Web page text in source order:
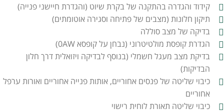
קידוד והגדרה בהתקנה של בקרת שיוט (והגדרת חיישני פנייה)
תיקון חלונות (מצבים של פתיחה וסגירה אוטומתים)
בדיקה של מצב סוללה
הגדרת קופסת מולטיטרוני (נבחן על קופסא 0AW)
בדיקת מצב מעגל חשמלי (בנוסף לבדיקה ויזואלית דרך חלון
הבדיקות)
כיבוי שליטה של פנסים אחוריים, אותות פנייה אחוריים ואורות ערפל
אחוריים
כיבוי שליטה תאורת לוחית רישוי